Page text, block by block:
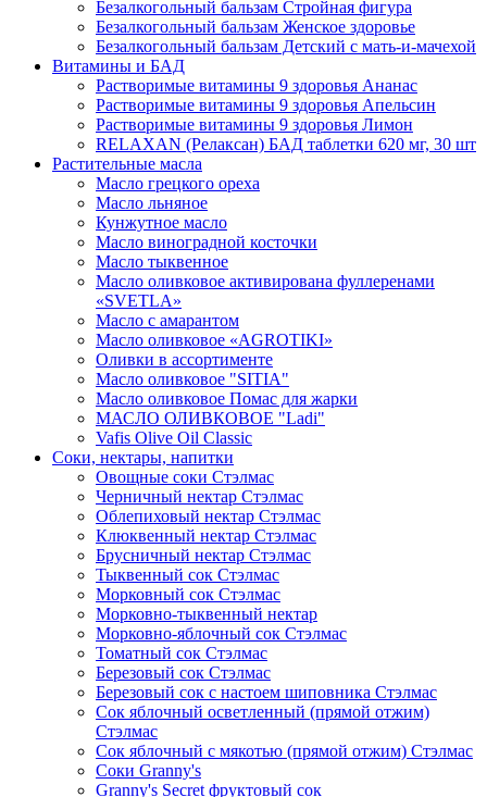
Безалкогольный бальзам Стройная фигура
Безалкогольный бальзам Женское здоровье
Безалкогольный бальзам Детский с мать-и-мачехой
Витамины и БАД
Растворимые витамины 9 здоровья Ананас
Растворимые витамины 9 здоровья Апельсин
Растворимые витамины 9 здоровья Лимон
RELAXAN (Релаксан) БАД таблетки 620 мг, 30 шт
Растительные масла
Масло грецкого ореха
Масло льняное
Кунжутное масло
Масло виноградной косточки
Масло тыквенное
Масло оливковое активирована фуллеренами
«SVETLA»
Масло с амарантом
Масло оливковое «AGROTIKI»
Оливки в ассортименте
Масло оливковое "SITIA"
Масло оливковое Помас для жарки
МАСЛО ОЛИВКОВОЕ "Ladi"
Vafis Olive Oil Classic
Соки, нектары, напитки
Овощные соки Стэлмас
Черничный нектар Стэлмас
Облепиховый нектар Стэлмас
Клюквенный нектар Стэлмас
Брусничный нектар Стэлмас
Тыквенный сок Стэлмас
Морковный сок Стэлмас
Морковно-тыквенный нектар
Морковно-яблочный сок Стэлмас
Томатный сок Стэлмас
Березовый сок Стэлмас
Березовый сок с настоем шиповника Стэлмас
Сок яблочный осветленный (прямой отжим)
Стэлмас
Сок яблочный с мякотью (прямой отжим) Стэлмас
Соки Granny's
Granny's Secret фруктовый сок